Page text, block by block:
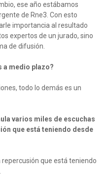
ese año estábamos
de Rne3. Con esto
importancia al resultado
expertos de un jurado, sino
de difusión.
a medio plazo?
todo lo demás es un
varios miles de escuchas
que está teniendo desde
que está teniendo